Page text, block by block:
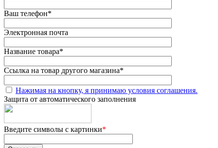
Ваш телефон*
Электронная почта
Название товара*
Ссылка на товар другого магазина*
Нажимая на кнопку, я принимаю условия соглашения.
Защита от автоматического заполнения
Введите символы с картинки*